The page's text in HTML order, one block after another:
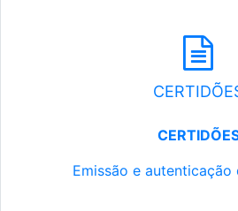
Emissão e